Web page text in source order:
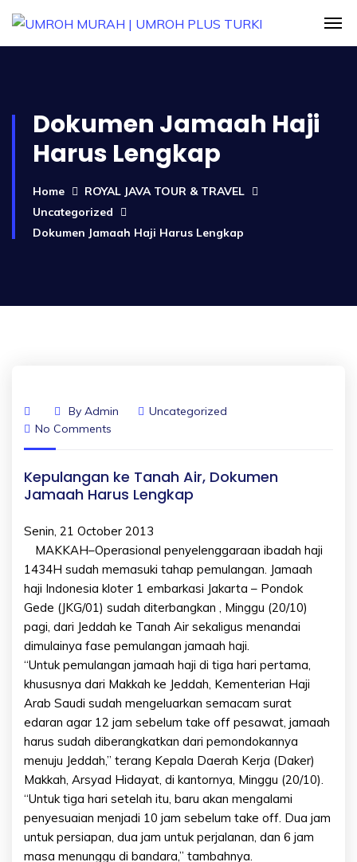
Dokumen Jamaah Haji
Harus Lengkap
Home
ROYAL JAVA TOUR & TRAVEL
Uncategorized
Dokumen Jamaah Haji Harus Lengkap
By Admin
Uncategorized
No Comments
Kepulangan ke Tanah Air, Dokumen
Jamaah Harus Lengkap
Senin, 21 October 2013
MAKKAH–Operasional penyelenggaraan ibadah haji
1434H sudah memasuki tahap pemulangan. Jamaah
haji Indonesia kloter 1 embarkasi Jakarta – Pondok
Gede (JKG/01) sudah diterbangkan , Minggu (20/10)
pagi, dari Jeddah ke Tanah Air sekaligus menandai
dimulainya fase pemulangan jamaah haji.
“Untuk pemulangan jamaah haji di tiga hari pertama,
khususnya dari Makkah ke Jeddah, Kementerian Haji
Arab Saudi sudah mengeluarkan semacam surat
edaran agar 12 jam sebelum take off pesawat, jamaah
harus sudah diberangkatkan dari pemondokannya
menuju Jeddah,” terang Kepala Daerah Kerja (Daker)
Makkah, Arsyad Hidayat, di kantornya, Minggu (20/10).
“Untuk tiga hari setelah itu, baru akan mengalami
penyesuaian menjadi 10 jam sebelum take off. Dua jam
untuk persiapan, dua jam untuk perjalanan, dan 6 jam
masa menunggu di bandara,” tambahnya.